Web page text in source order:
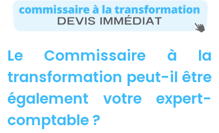
Le Commissaire à la
transformation peut-il être
également votre expert-
comptable ?